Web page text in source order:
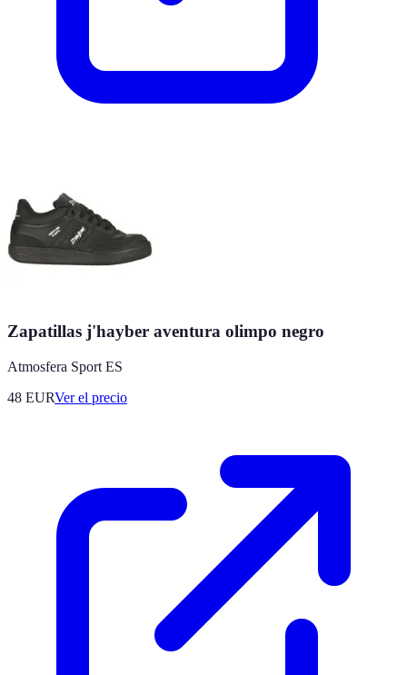
Zapatillas j'hayber aventura olimpo negro
Atmosfera Sport ES
48 EURVer el precio